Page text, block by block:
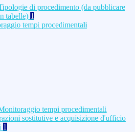
di procedimento (da pubblicare
tabelle) 1
tempi procedimentali
tempi procedimentali
sostitutive e acquisizione d'ufficio
1